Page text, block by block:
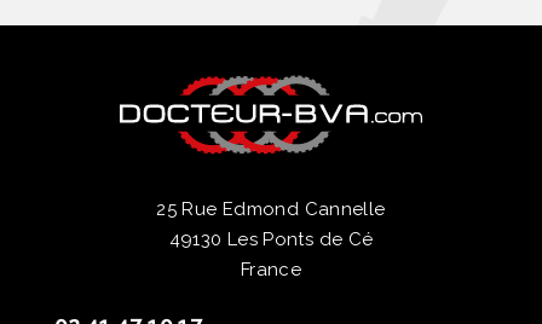
25 Rue Edmond Cannelle
49130 Les Ponts de Cé
France